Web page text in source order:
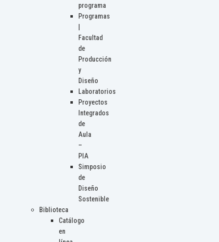
programa
Programas
Facultad
de
Producción
y
Diseño
Laboratorios
Proyectos
Integrados
de
Aula
–
PIA
Simposio
de
Diseño
Sostenible
Biblioteca
Catálogo
en